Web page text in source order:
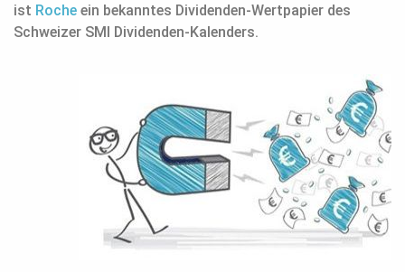
ist Roche ein bekanntes Dividenden-Wertpapier des
Schweizer SMI Dividenden-Kalenders.